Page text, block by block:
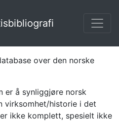
over den norske
er å synliggjøre norsk
virksomhet/historie i det
ikke komplett, spesielt ikke